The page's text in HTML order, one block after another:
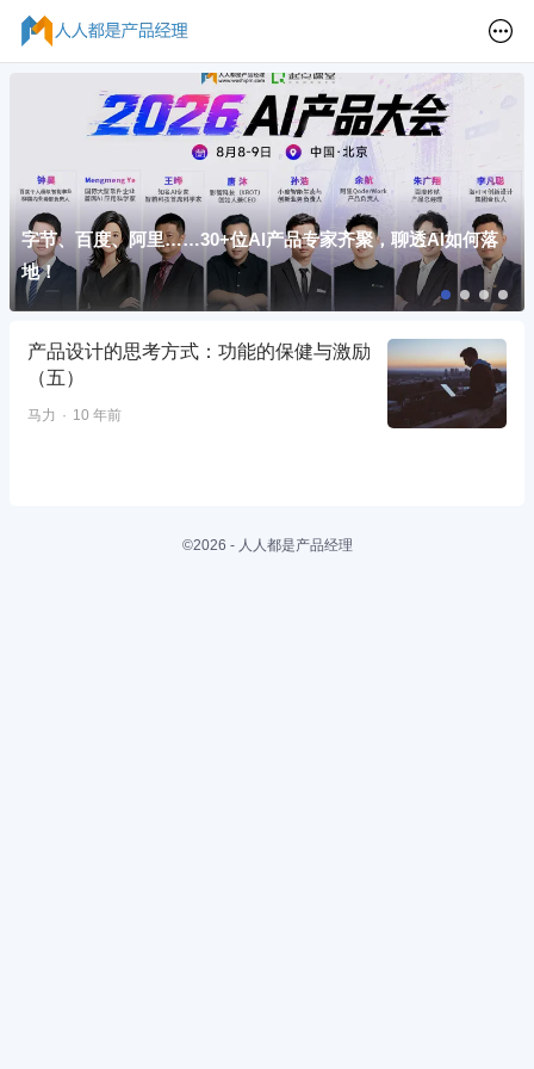
字节、百度、阿里……30+位AI产品专家齐聚，聊透AI如何落
地！
产品设计的思考方式：功能的保健与激励
（五）
马力 10 年前
©2026 - 人人都是产品经理